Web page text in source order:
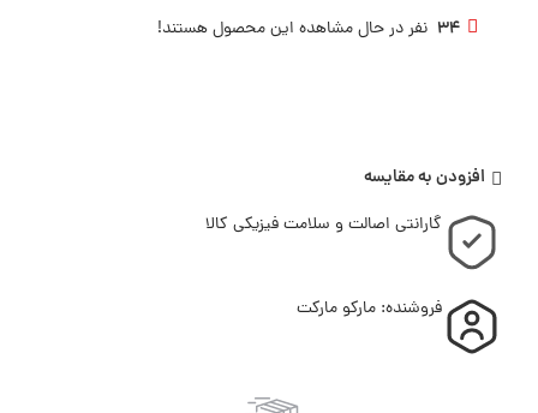
34 نفر در حال مشاهده این محصول هستند!
افزودن به مقایسه
گارانتی اصالت و سلامت فیزیکی کالا
فروشنده: مارکو مارکت